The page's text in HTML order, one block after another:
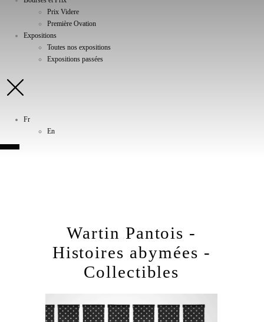
Prix Videre
Première Ovation
Expositions
Toutes nos expositions
Expositions passées
Fr
En
Wartin Pantois -
Histoires abymées -
Collectibles